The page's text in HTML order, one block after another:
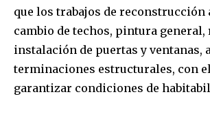
que los trabajos de reconstrucción
cambio de techos, pintura general,
instalación de puertas y ventanas,
terminaciones estructurales, con
garantizar condiciones de